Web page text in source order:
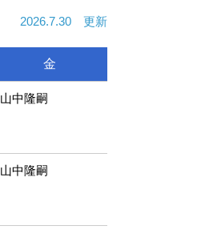
2026.7.30 更新
金
山中隆嗣
山中隆嗣